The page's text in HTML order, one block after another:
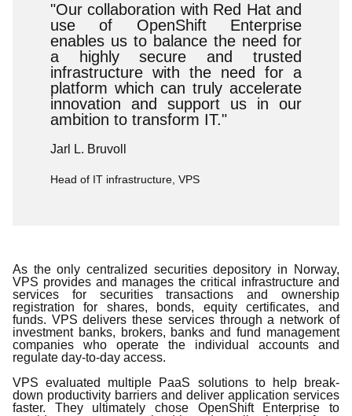
"Our collaboration with Red Hat and
use of OpenShift Enterprise
enables us to balance the need for
a highly secure and trusted
infrastructure with the need for a
platform which can truly accelerate
innovation and support us in our
ambition to transform IT."
Jarl L. Bruvoll
Head of IT infrastructure, VPS
As the only centralized securities depository in Norway,
VPS provides and manages the critical infrastructure and
services for securities transactions and ownership
registration for shares, bonds, equity certificates, and
funds. VPS delivers these services through a network of
investment banks, brokers, banks and fund management
companies who operate the individual accounts and
regulate day-to-day access.
VPS evaluated multiple PaaS solutions to help break-
down productivity barriers and deliver application services
faster. They ultimately chose OpenShift Enterprise to